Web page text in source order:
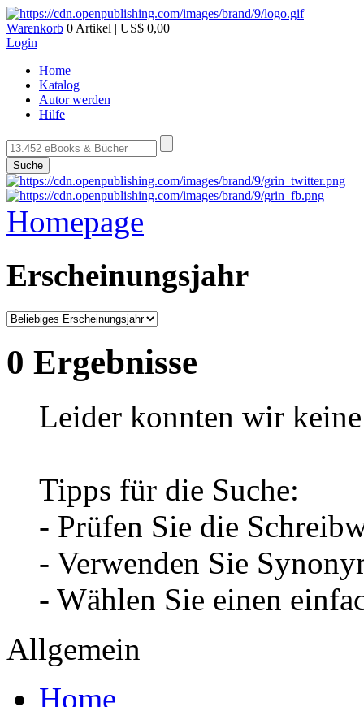
Warenkorb 0 Artikel | US$ 0,00
Login
Home
Katalog
Autor werden
Hilfe
Suche
Homepage
Erscheinungsjahr
0 Ergebnisse
Leider konnten wir
Tipps für die Suche:
- Prüfen Sie die
- Verwenden Sie
- Wählen Sie einen
Allgemein
Home